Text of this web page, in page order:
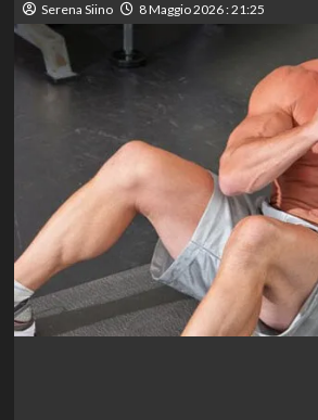
Serena Siino 8 Maggio 2026 : 21:25